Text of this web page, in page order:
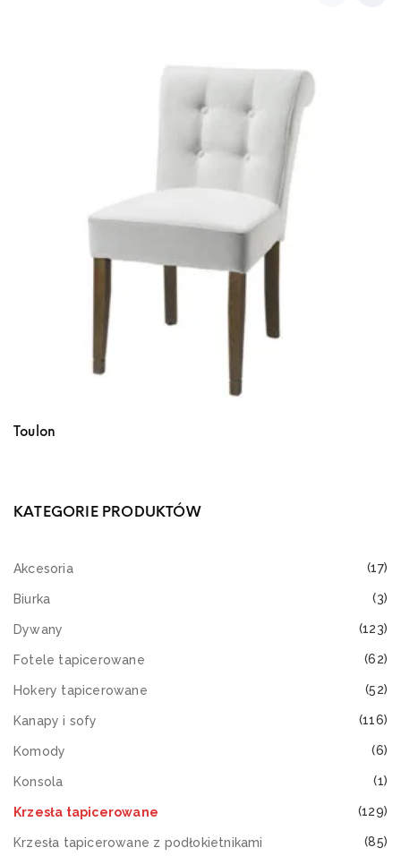
Toulon
KATEGORIE PRODUKTÓW
Akcesoria (17)
Biurka (3)
Dywany (123)
Fotele tapicerowane (62)
Hokery tapicerowane (52)
Kanapy i sofy (116)
Komody (6)
Konsola (1)
Krzesła tapicerowane (129)
Krzesła tapicerowane z podłokietnikami (85)